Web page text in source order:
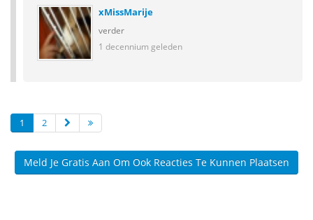
xMissMarije
verder
1 decennium geleden
1 2
Meld Je Gratis Aan Om Ook Reacties Te Kunnen Plaatsen